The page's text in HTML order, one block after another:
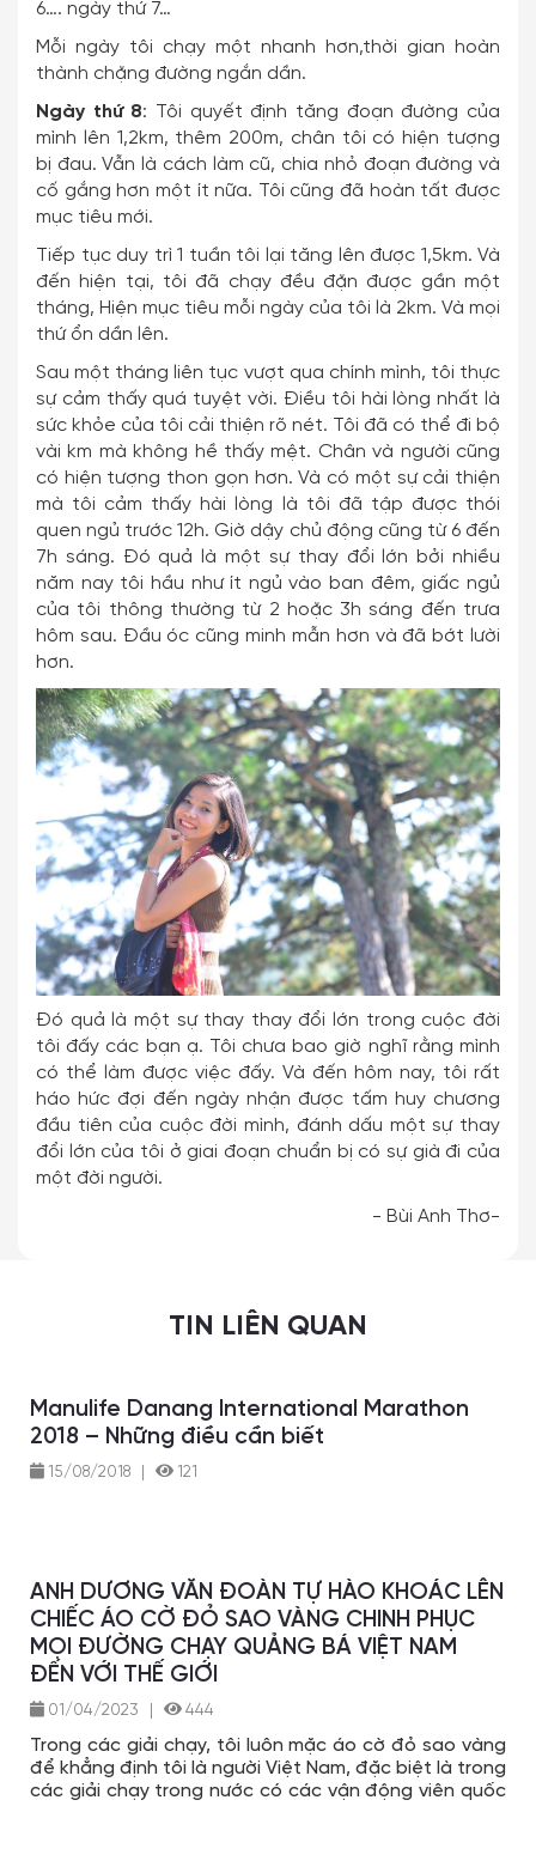
6…. ngày thứ 7…
Mỗi ngày tôi chạy một nhanh hơn,thời gian hoàn
thành chặng đường ngắn dần.
Ngày thứ 8: Tôi quyết định tăng đoạn đường của
mình lên 1,2km, thêm 200m, chân tôi có hiện tượng
bị đau. Vẫn là cách làm cũ, chia nhỏ đoạn đường và
cố gắng hơn một ít nữa. Tôi cũng đã hoàn tất được
mục tiêu mới.
Tiếp tục duy trì 1 tuần tôi lại tăng lên được 1,5km. Và
đến hiện tại, tôi đã chạy đều đặn được gần một
tháng, Hiện mục tiêu mỗi ngày của tôi là 2km. Và mọi
thứ ổn dần lên.
Sau một tháng liên tục vượt qua chính mình, tôi thực
sự cảm thấy quá tuyệt vời. Điều tôi hài lòng nhất là
sức khỏe của tôi cải thiện rõ nét. Tôi đã có thể đi bộ
vài km mà không hề thấy mệt. Chân và người cũng
có hiện tượng thon gọn hơn. Và có một sự cải thiện
mà tôi cảm thấy hài lòng là tôi đã tập được thói
quen ngủ trước 12h. Giờ dậy chủ động cũng từ 6 đến
7h sáng. Đó quả là một sự thay đổi lớn bởi nhiều
năm nay tôi hầu như ít ngủ vào ban đêm, giấc ngủ
của tôi thông thường từ 2 hoặc 3h sáng đến trưa
hôm sau. Đầu óc cũng minh mẫn hơn và đã bớt lười
hơn.
Đó quả là một sự thay thay đổi lớn trong cuộc đời
tôi đấy các bạn ạ. Tôi chưa bao giờ nghĩ rằng mình
có thể làm được việc đấy. Và đến hôm nay, tôi rất
háo hức đợi đến ngày nhận được tấm huy chương
đầu tiên của cuộc đời mình, đánh dấu một sự thay
đổi lớn của tôi ở giai đoạn chuẩn bị có sự già đi của
một đời người.
- Bùi Anh Thơ-
TIN LIÊN QUAN
Manulife Danang International Marathon
2018 – Những điều cần biết
15/08/2018 121
ANH DƯƠNG VĂN ĐOÀN TỰ HÀO KHOÁC LÊN
CHIẾC ÁO CỜ ĐỎ SAO VÀNG CHINH PHỤC
MỌI ĐƯỜNG CHẠY QUẢNG BÁ VIỆT NAM
ĐẾN VỚI THẾ GIỚI
01/04/2023 444
Trong các giải chạy, tôi luôn mặc áo cờ đỏ sao vàng
để khẳng định tôi là người Việt Nam, đặc biệt là trong
các giải chạy trong nước có các vận động viên quốc